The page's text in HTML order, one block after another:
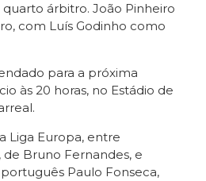
árbitro. João Pinheiro
com Luís Godinho como
para a próxima
às 20 horas, no Estádio de
Liga Europa, entre
Bruno Fernandes, e
Paulo Fonseca,